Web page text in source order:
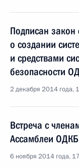
Подписан
о создании
и средствами
безопасности
2 декабря 2014 года,
Встреча с
Ассамблеи ОДКБ
6 ноября 2014 года,